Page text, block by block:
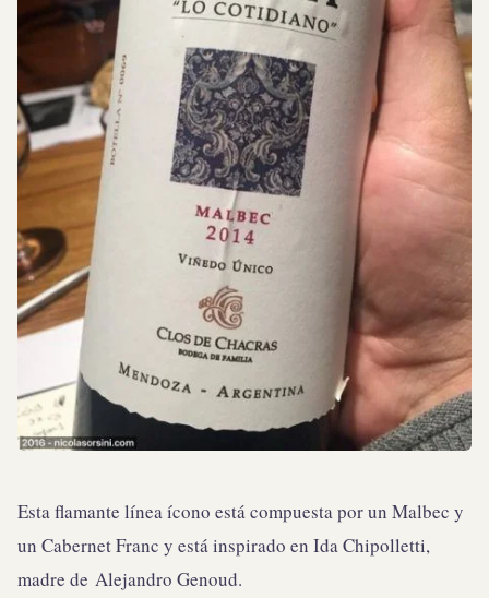
Esta flamante línea ícono está compuesta por un Malbec y
un Cabernet Franc y está inspirado en Ida Chipolletti,
madre de Alejandro Genoud.